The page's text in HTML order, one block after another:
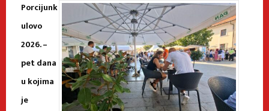
Porcijunk
ulovo
2026. –
pet dana
u kojima
je